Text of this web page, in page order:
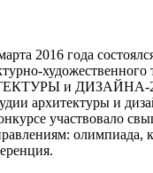
2016 года
художественного
и ДИЗАЙНА-
архитектуры и
участвовало
олимпиада,